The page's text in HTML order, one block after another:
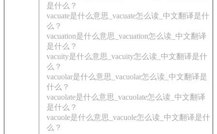
是什么？
vacuate是什么意思_vacuate怎么读_中文翻译是什
么？
vacuation是什么意思_vacuation怎么读_中文翻译
是什么？
vacuity是什么意思_vacuity怎么读_中文翻译是什
么？
vacuolar是什么意思_vacuolar怎么读_中文翻译是
什么？
vacuolate是什么意思_vacuolate怎么读_中文翻译
是什么？
vacuole是什么意思_vacuole怎么读_中文翻译是什
么？